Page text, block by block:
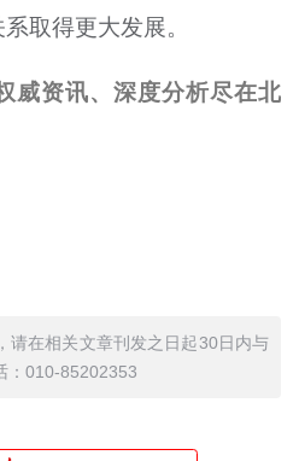
取得更大发展。
威资讯、深度分析尽在北
请在相关文章刊发之日起30日内与
：010-85202353